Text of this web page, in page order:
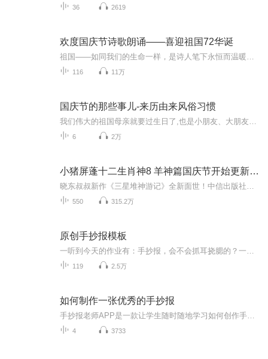
36 2619
欢度国庆节诗歌朗诵——喜迎祖国72华诞
116 11万
国庆节的那些事儿-来历由来风俗习惯
6 2万
小猪屏蓬十二生肖神8 羊神篇国庆节开始更新啦！
550 315.2万
原创手抄报模板
119 2.5万
如何制作一张优秀的手抄报
4 3733